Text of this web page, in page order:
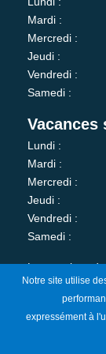
Mardi :
Mercredi :
Jeudi :
Vendredi :
Samedi :
Vacances
Lundi :
Mardi :
Mercredi :
Jeudi :
Vendredi :
Samedi :
Les services
fermés au
Je
Notre site utilise
expressément à